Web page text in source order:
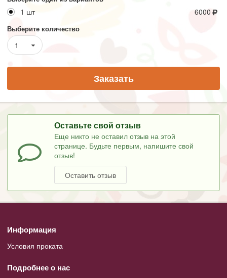
1 шт 6000
Выберите количество
1
Заказать
Оставьте свой отзыв
Еще никто не оставил отзыв на этой
странице. Будьте первым, напишите свой
отзыв!
Оставить отзыв
Информация
Условия проката
Подробнее о нас